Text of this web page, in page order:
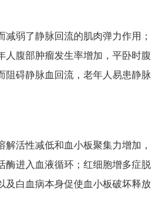
弱了静脉回流的肌肉弹力作用
腹部肿瘤发生率增加，平卧时
碍静脉血回流，老年人易患静
活性减低和血小板聚集力增加
进入血液循环；红细胞增多症
白血病本身促使血小板破坏释